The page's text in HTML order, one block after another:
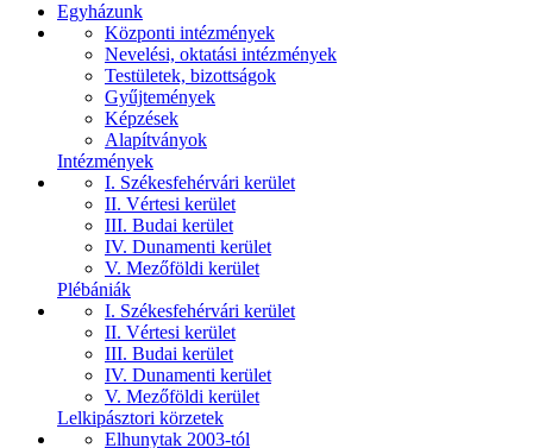
Egyházunk
Központi intézmények
Nevelési, oktatási intézmények
Testületek, bizottságok
Gyűjtemények
Képzések
Alapítványok
Intézmények
I. Székesfehérvári kerület
II. Vértesi kerület
III. Budai kerület
IV. Dunamenti kerület
V. Mezőföldi kerület
Plébániák
I. Székesfehérvári kerület
II. Vértesi kerület
III. Budai kerület
IV. Dunamenti kerület
V. Mezőföldi kerület
Lelkipásztori körzetek
Elhunytak 2003-tól